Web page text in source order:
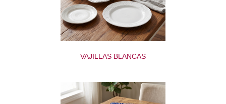
VAJILLAS BLANCAS